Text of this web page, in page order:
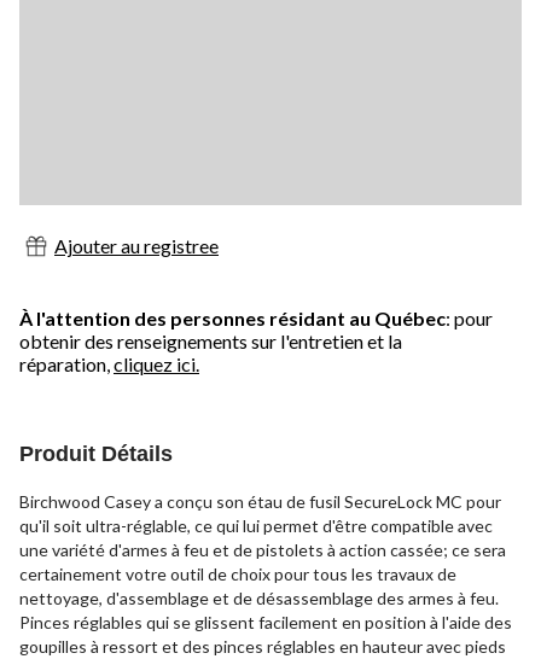
Ajouter au registree
À l'attention des personnes résidant au Québec: pour
obtenir des renseignements sur l'entretien et la
réparation,cliquez ici.
Produit Détails
Birchwood Casey a conçu son étau de fusil SecureLock MC pour
qu'il soit ultra-réglable, ce qui lui permet d'être compatible avec
une variété d'armes à feu et de pistolets à action cassée; ce sera
certainement votre outil de choix pour tous les travaux de
nettoyage, d'assemblage et de désassemblage des armes à feu.
Pinces réglables qui se glissent facilement en position à l'aide des
goupilles à ressort et des pinces réglables en hauteur avec pieds